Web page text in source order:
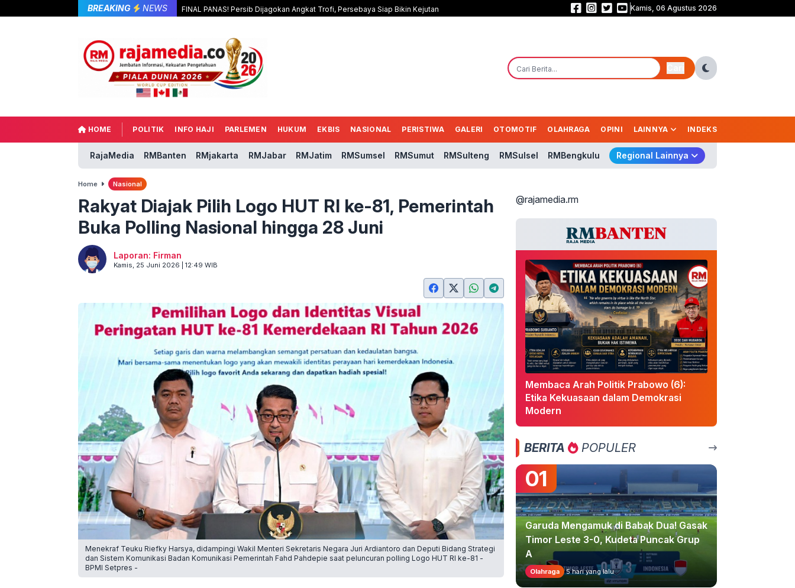
BREAKING NEWS FINAL PANAS! Persib Dijagokan Angkat Trofi, Persebaya Siap Bikin Kejutan Membaca Arah Politik Prabowo (6): Etika Kekuasaan dalam Demokrasi
Kamis, 06 Agustus 2026
HOME POLITIK INFO HAJI PARLEMEN HUKUM EKBIS NASIONAL PERISTIWA GALERI OTOMOTIF OLAHRAGA OPINI LAINNYA INDEKS
RajaMedia RMBanten RMjakarta RMJabar RMJatim RMSumsel RMSumut RMSulteng RMSulsel RMBengkulu Regional Lainnya
Home Nasional
Rakyat Diajak Pilih Logo HUT RI ke-81, Pemerintah
Buka Polling Nasional hingga 28 Juni
Laporan: Firman
Kamis, 25 Juni 2026 | 12:49 WIB
Menekraf Teuku Riefky Harsya, didampingi Wakil Menteri Sekretaris Negara Juri Ardiantoro dan Deputi Bidang Strategi
dan Sistem Komunikasi Badan Komunikasi Pemerintah Fahd Pahdepie saat peluncuran polling Logo HUT RI ke-81 -
BPMI Setpres -
@rajamedia.rm
Membaca Arah Politik Prabowo (6):
Etika Kekuasaan dalam Demokrasi
Modern
BERITA POPULER
01
Garuda Mengamuk di Babak Dua! Gasak
Timor Leste 3-0, Kudeta Puncak Grup
A
Olahraga 5 hari yang lalu